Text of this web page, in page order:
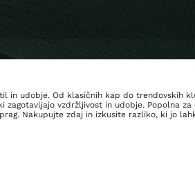
in udobje. Od klasičnih kap do trendovskih
zagotavljajo vzdržljivost in udobje. Popolna
Nakupujte zdaj in izkusite razliko, ki jo